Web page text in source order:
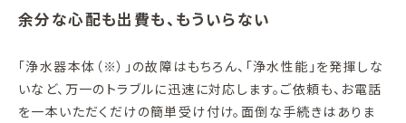
余分な心配も出費も、もういらない
「浄水器本体（※）」の故障はもちろん、「浄水性能」を発揮しな
いなど、万一のトラブルに迅速に対応します。ご依頼も、お電話
を一本いただくだけの簡単受け付け。面倒な手続きはありま